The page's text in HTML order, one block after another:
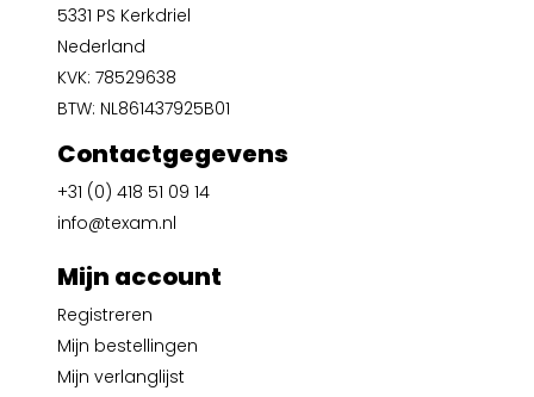
5331 PS Kerkdriel
Nederland
KVK: 78529638
BTW: NL861437925B01
Contactgegevens
+31 (0) 418 51 09 14
info@texam.nl
Mijn account
Registreren
Mijn bestellingen
Mijn verlanglijst